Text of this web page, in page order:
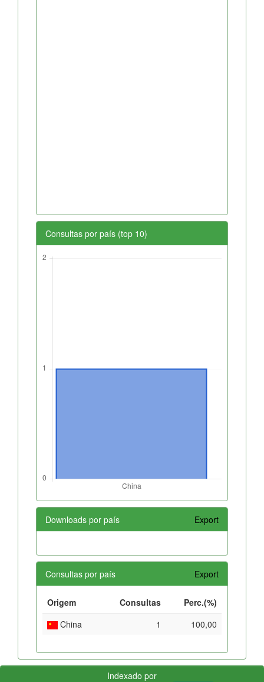
Consultas por país (top 10)
Downloads por país Export
Consultas por país Export
Origem Consultas
Perc.(%)
China
1 100,00
Indexado por